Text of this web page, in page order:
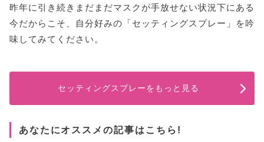
昨年に引き続きまだまだマスクが手放せない状況下にある
今だからこそ、自分好みの「セッティングスプレー」を吟
味してみてください。
セッティングスプレーをもっと見る
あなたにオススメの記事はこちら!